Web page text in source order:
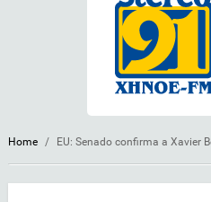
Home / EU: Senado confirma a Xavier